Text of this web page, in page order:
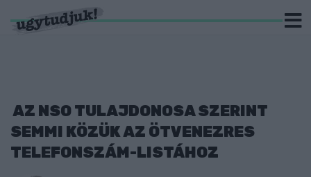
AZ NSO TULAJDONOSA SZERINT
SEMMI KÖZÜK AZ ÖTVENEZRES
TELEFONSZÁM-LISTÁHOZ